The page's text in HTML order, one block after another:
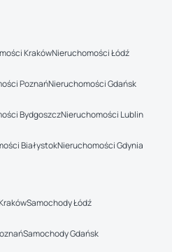
KrakówNieruchomości Łódź
PoznańNieruchomości Gdańsk
BydgoszczNieruchomości Lublin
BiałystokNieruchomości Gdynia
Samochody Łódź
Samochody Gdańsk